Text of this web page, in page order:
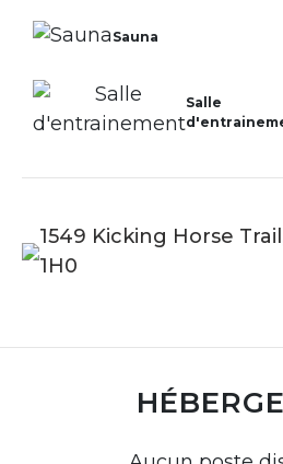
Sauna
Salle
1549 Kicking Horse
1H0